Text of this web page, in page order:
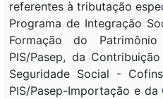
referentes à tributação
Programa de Integração
Formação do
PIS/Pasep, da
Seguridade Social -
PIS/Pasep-Importação e